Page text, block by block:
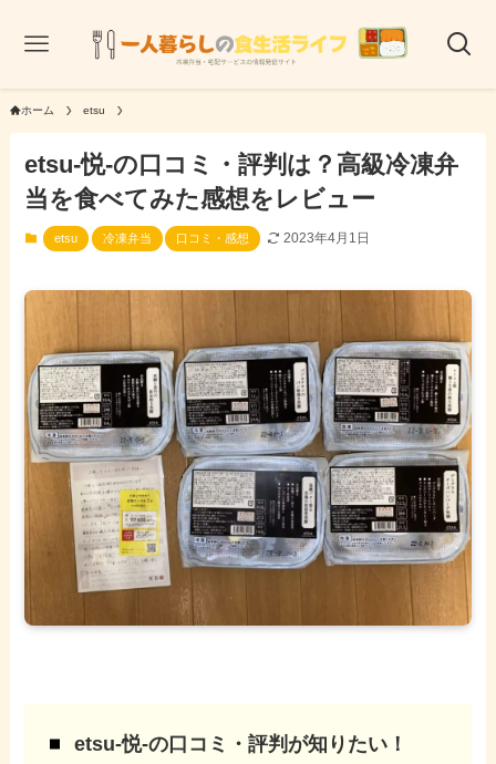
ホーム etsu
etsu-悦-の口コミ・評判は？高級冷凍弁
当を食べてみた感想をレビュー
etsu 冷凍弁当 口コミ・感想 2023年4月1日
etsu-悦-の口コミ・評判が知りたい！